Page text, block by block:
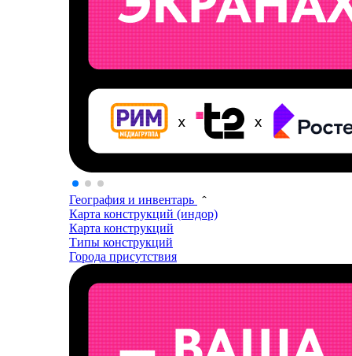
География и инвентарь
Карта конструкций (индор)
Карта конструкций
Типы конструкций
Города присутствия